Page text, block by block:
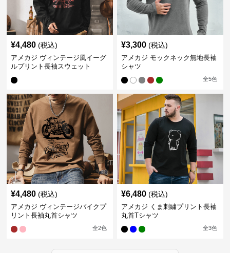
¥4,480 (税込)
アメカジ ヴィンテージ風イーグ
ルプリント長袖スウェット
¥3,300 (税込)
アメカジ モックネック無地長袖
シャツ
全5色
¥4,480 (税込)
アメカジ ヴィンテージバイクプ
リント長袖丸首シャツ
全2色
¥6,480 (税込)
アメカジ くま刺繍プリント長袖
丸首Tシャツ
全3色